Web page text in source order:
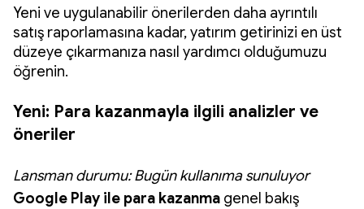
Yeni ve uygulanabilir önerilerden daha ayrıntılı
satış raporlamasına kadar, yatırım getirinizi en üst
düzeye çıkarmanıza nasıl yardımcı olduğumuzu
öğrenin.
Yeni: Para kazanmayla ilgili analizler ve
öneriler
Lansman durumu: Bugün kullanıma sunuluyor
Google Play ile para kazanma genel bakış